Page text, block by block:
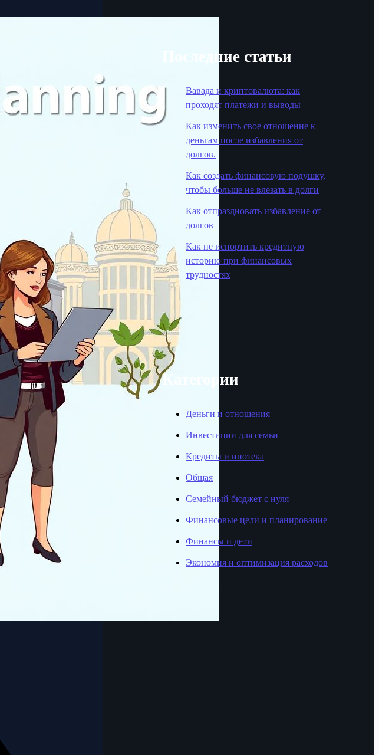
Последние статьи
Вавада и криптовалюта: как
проходят платежи и выводы
Как изменить свое отношение к
деньгам после избавления от
долгов.
Как создать финансовую подушку,
чтобы больше не влезать в долги
Как отпраздновать избавление от
долгов
Как не испортить кредитную
историю при финансовых
трудностях
Категории
Деньги и отношения
Инвестиции для семьи
Кредиты и ипотека
Общая
Семейный бюджет с нуля
Финансовые цели и планирование
Финансы и дети
Экономия и оптимизация расходов